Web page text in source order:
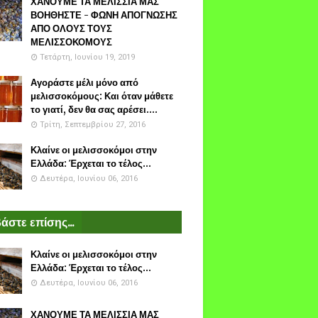
ΒΟΗΘΗΣΤΕ - ΦΩΝΗ ΑΠΟΓΝΩΣΗΣ
ΑΠΟ ΟΛΟΥΣ ΤΟΥΣ
ΜΕΛΙΣΣΟΚΟΜΟΥΣ
Τετάρτη, Ιουνίου 19, 2019
Αγοράστε μέλι μόνο από
μελισσοκόμους: Και όταν μάθετε
το γιατί, δεν θα σας αρέσει....
Τρίτη, Σεπτεμβρίου 27, 2016
Κλαίνε οι μελισσοκόμοι στην
Ελλάδα: Έρχεται το τέλος...
Δευτέρα, Ιουνίου 06, 2016
επίσης...
Κλαίνε οι μελισσοκόμοι στην
Ελλάδα: Έρχεται το τέλος...
Δευτέρα, Ιουνίου 06, 2016
ΧΑΝΟΥΜΕ ΤΑ ΜΕΛΙΣΣΙΑ ΜΑΣ